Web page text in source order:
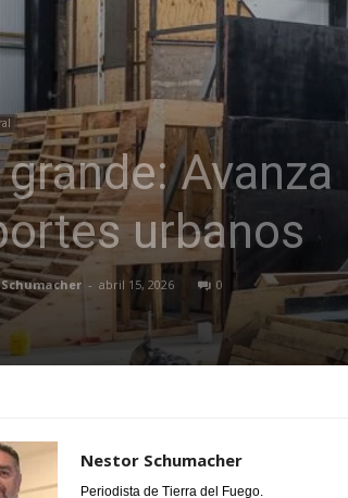
grande:
urbanos
- abril 15, 2026 0
Nestor Schumacher
Periodista de Tierra del Fuego.